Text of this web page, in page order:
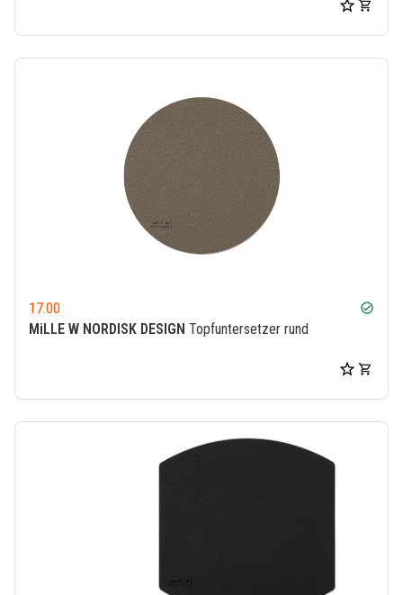
17.00 check_circle
MiLLE W NORDISK DESIGN Topfuntersetzer rund